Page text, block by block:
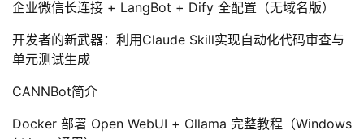
企业微信长连接 + LangBot + Dify 全配置（无域名版）
开发者的新武器：利用Claude Skill实现自动化代码审查与
单元测试生成
CANNBot简介
Docker 部署 Open WebUI + Ollama 完整教程（Windows